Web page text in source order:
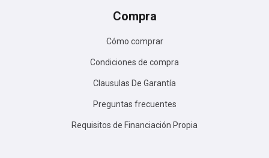
Compra
Cómo comprar
Condiciones de compra
Clausulas De Garantía
Preguntas frecuentes
Requisitos de Financiación Propia